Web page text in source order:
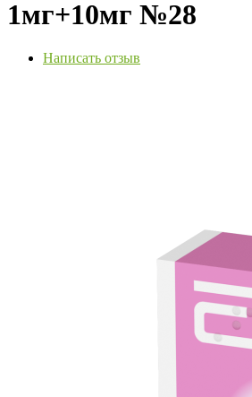
1мг+10мг №28
Написать отзыв